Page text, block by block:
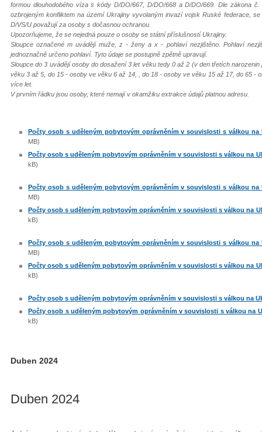
formou dlouhodobého víza s kódy D/DO/667, D/DO/668 a D/DO/669. Dle zákona
ozbrojeným konfliktem na území Ukrajiny vyvolaným invazí vojsk Ruské federace,
D/VS/U považují za osoby s dočasnou ochranou.
Upozorňujeme, že se nejedná pouze o osoby se státní příslušností Ukrajiny.
Sloupce označené m uvádějí muže, z - ženy a x - pohlaví nezjištěno. Pohlaví
jednoznačně určeno pohlaví. Tyto údaje se postupně zpětně upravují.
Sloupce do 3 uvádějí osoby do dosažení 3 let věku tedy 0 až 2 (v den třetích
věku 3 až 5, do 15 - osoby ve věku 6 až 14, , do 18 - osoby ve věku 15 až 17, do 65 -
více let.
V prvním řádku jsou osoby, které nemají v okamžiku extrakce údajů platnou adresu.
Počty osob s uděleným pobytovým oprávněním v souvislosti s válkou na
MB)
Počty osob s uděleným pobytovým oprávněním v souvislosti s válkou na
kB)
Počty osob s uděleným pobytovým oprávněním v souvislosti s válkou na
MB)
Počty osob s uděleným pobytovým oprávněním v souvislosti s válkou na
kB)
Počty osob s uděleným pobytovým oprávněním v souvislosti s válkou na
MB)
Počty osob s uděleným pobytovým oprávněním v souvislosti s válkou na
kB)
Počty osob s uděleným pobytovým oprávněním v souvislosti s válkou na
Počty osob s uděleným pobytovým oprávněním v souvislosti s válkou na
kB)
Duben 2024
Duben 2024